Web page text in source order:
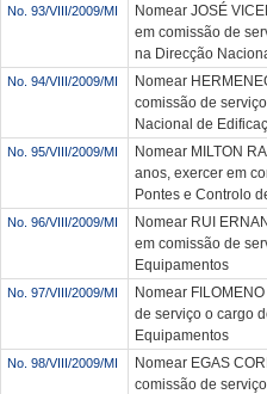
No. 93/VIII/2009/MI
Nomear JOSÉ
em comissão de
na Direcção
No. 94/VIII/2009/MI
Nomear
comissão de
Nacional de
No. 95/VIII/2009/MI
Nomear MILTON
anos, exercer em
Pontes e Controlo
No. 96/VIII/2009/MI
Nomear RUI
em comissão de
Equipamentos
No. 97/VIII/2009/MI
Nomear
de serviço o cargo
Equipamentos
No. 98/VIII/2009/MI
Nomear EGAS
comissão de